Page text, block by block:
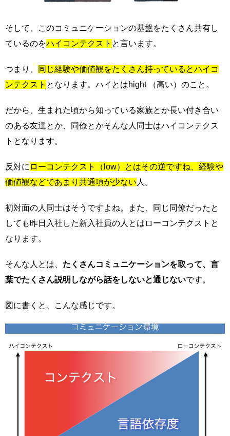
そして、このコミュニケーションの基盤をたくさん共有し
ているのをハイコンテクスト と言います。
つまり、
同じ経験や価値観をたくさん持っているとハイコ
ンテクスト となります。ハイとはhight （高い）のこと。
だから、生まれた頃から知っている家族とか長い付き合い
のある友達とか、同僚とかそんな人同士はハイコンテクス
トとなります。
反対に ローコンテクスト（low）とはその逆ですね、経験や
価値観などであまり共通項が少ない 人。
初対面の人同士はそうですよね。また、同じ同僚だったと
しても昨日入社した新入社員の人とはローコンテクストと
なります。
そんな人とは、 たくさんコミュニケーションを取って、言
葉でたくさん説明しながら話をしないと通じないです。
図に書くと、こんな感じです。